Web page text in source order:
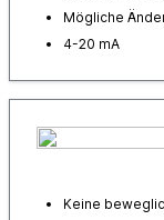
Mögliche
4-20 mA
Keine